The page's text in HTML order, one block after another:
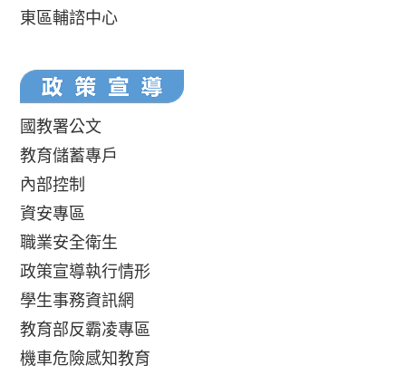
東區輔諮中心
國教署公文
教育儲蓄專戶
內部控制
資安專區
職業安全衛生
政策宣導執行情形
學生事務資訊網
教育部反霸凌專區
機車危險感知教育